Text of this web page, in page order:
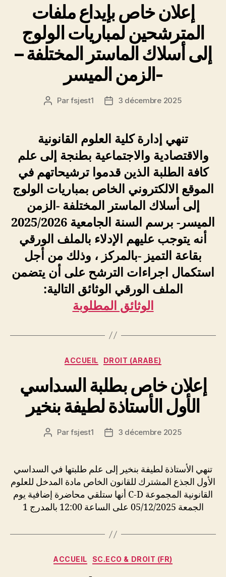
إعلان خاص بإيداع ملفات
المترشحين لمباريات الولوج
إلى أسلاك الماستر المختلفة –
الزمن الميسر-
Auteur
Parfsjest1
Date3 décembre 2025
تنهي إدارة كلية العلوم القانونية
والاقتصادية والاجتماعية بطنجة إلى علم
كافة الطلبة الذين قدموا ترشيحاتهم في
الموقع الالكتروني الخاص بمباريات الولوج
إلى أسلاك الماستر المختلفة -الزمن
الميسر- برسم السنة الجامعية 2025/2026
أنه يتوجب عليهم الإدلاء بالملف الورقي
بقاعة التميز -بالمركز ، وذلك من أجل
استكمال اجراءات الترشح على أن يتضمن
الملف الورقي الوثائق التالية:
الوثائق المطلوبة
Catégories
ACCUEIL DROIT (ARABE)
إعلان خاص بطلبة السداسي
الأول الأستاذة لطيفة بنخير
Auteur
Parfsjest1
Date3 décembre 2025
تنهي الأستاذة لطيفة بنخير إلى علم طلبتها في السداسي
الأول الجذع المشترك للقانون الخاص مادة المدخل للعلوم
القانونية المجموعة C-D أنها ستلقي محاضرة إضافية يوم
الجمعة 05/12/2025 على الساعة 12:00 بالمدرج 1
Catégories
ACCUEIL SC.ECO & DROIT (FR)